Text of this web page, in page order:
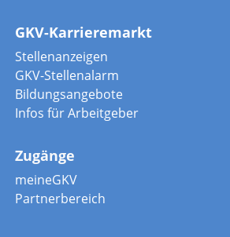
GKV-Karrieremarkt
Stellenanzeigen
GKV-Stellenalarm
Bildungsangebote
Infos für Arbeitgeber
Zugänge
meineGKV
Partnerbereich